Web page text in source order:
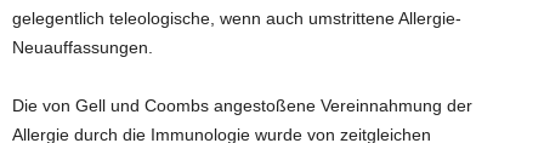
gelegentlich teleologische, wenn auch umstrittene Allergie-
Neuauffassungen.
Die von Gell und Coombs angestoßene Vereinnahmung der
Allergie durch die Immunologie wurde von zeitgleichen